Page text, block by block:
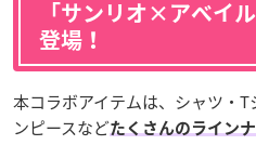
「サンリオ×アベイ
登場！
本コラボアイテムは、シャツ・
ンピースなどたくさんのライン